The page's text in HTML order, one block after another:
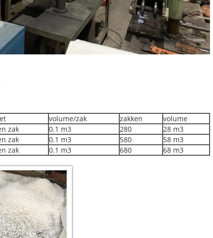
volume/zak zakken
volume
zak 0.1 m3 280
28 m3
zak 0.1 m3 580
58 m3
zak 0.1 m3 680 68 m3